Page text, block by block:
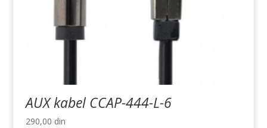
AUX kabel CCAP-444-L-6
290,00 din